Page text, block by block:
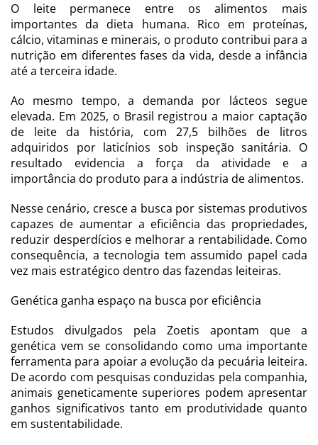
O leite permanece entre os alimentos mais
importantes da dieta humana. Rico em proteínas,
cálcio, vitaminas e minerais, o produto contribui para a
nutrição em diferentes fases da vida, desde a infância
até a terceira idade.
Ao mesmo tempo, a demanda por lácteos segue
elevada. Em 2025, o Brasil registrou a maior captação
de leite da história, com 27,5 bilhões de litros
adquiridos por laticínios sob inspeção sanitária. O
resultado evidencia a força da atividade e a
importância do produto para a indústria de alimentos.
Nesse cenário, cresce a busca por sistemas produtivos
capazes de aumentar a eficiência das propriedades,
reduzir desperdícios e melhorar a rentabilidade. Como
consequência, a tecnologia tem assumido papel cada
vez mais estratégico dentro das fazendas leiteiras.
Genética ganha espaço na busca por eficiência
Estudos divulgados pela Zoetis apontam que a
genética vem se consolidando como uma importante
ferramenta para apoiar a evolução da pecuária leiteira.
De acordo com pesquisas conduzidas pela companhia,
animais geneticamente superiores podem apresentar
ganhos significativos tanto em produtividade quanto
em sustentabilidade.